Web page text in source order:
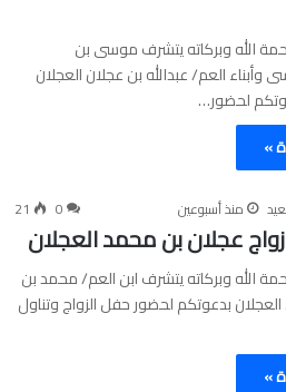
الله وبركاته يتشرف موسى بن
وأبناء العم/ عبدالله بن عجلان العجلان
لحضور…
»
منذ أسبوعين 0
21
عجلان بن محمد العجلان
الله وبركاته يتشرف ابن العم/ محمد بن
العجلان بدعوتكم لحضور حفل الزواج وتناول
»